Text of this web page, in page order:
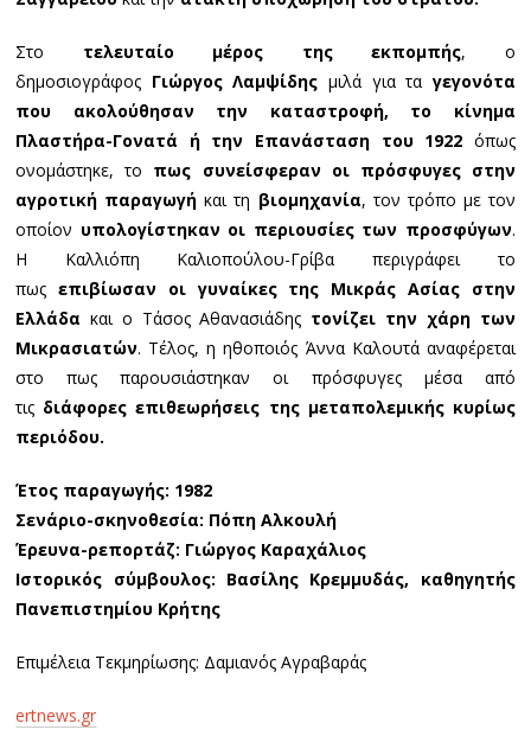
Στο τελευταίο μέρος της εκπομπής, ο
δημοσιογράφος Γιώργος Λαμψίδης μιλά για τα γεγονότα
που ακολούθησαν την καταστροφή, το κίνημα
Πλαστήρα-Γονατά ή την Επανάσταση του 1922 όπως
ονομάστηκε, το πως συνείσφεραν οι πρόσφυγες στην
αγροτική παραγωγή και τη βιομηχανία, τον τρόπο με τον
οποίον υπολογίστηκαν οι περιουσίες των προσφύγων.
Η Καλλιόπη Καλιοπούλου-Γρίβα περιγράφει το
πωςεπιβίωσαν οι γυναίκες της Μικράς Ασίας στην
Ελλάδα και ο Τάσος Αθανασιάδης τονίζει την χάρη των
Μικρασιατών. Τέλος, η ηθοποιός Άννα Καλουτά αναφέρεται
στο πως παρουσιάστηκαν οι πρόσφυγες μέσα από
τις διάφορες επιθεωρήσεις της μεταπολεμικής κυρίως
περιόδου.
Έτος παραγωγής: 1982
Σενάριο-σκηνοθεσία: Πόπη Αλκουλή
Έρευνα-ρεπορτάζ: Γιώργος Καραχάλιος
Ιστορικός σύμβουλος: Βασίλης Κρεμμυδάς, καθηγητής
Πανεπιστημίου Κρήτης
Επιμέλεια Τεκμηρίωσης: Δαμιανός Αγραβαράς
ertnews.gr